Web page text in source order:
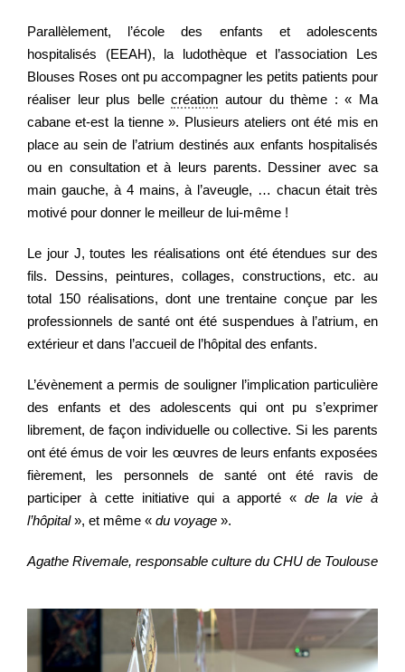
Nous contacter
Parallèlement, l’école des enfants et adolescents
hospitalisés (EEAH), la ludothèque et l’association Les
Blouses Roses ont pu accompagner les petits patients pour
réaliser leur plus bellecréation autour du thème : « Ma
cabane et-est la tienne ». Plusieurs ateliers ont été mis en
place au sein de l’atrium destinés aux enfants hospitalisés
ou en consultation et à leurs parents. Dessiner avec sa
main gauche, à 4 mains, à l’aveugle, … chacun était très
motivé pour donner le meilleur de lui-même !
Le jour J, toutes les réalisations ont été étendues sur des
fils. Dessins, peintures, collages, constructions, etc. au
total 150 réalisations, dont une trentaine conçue par les
professionnels de santé ont été suspendues à l’atrium, en
extérieur et dans l’accueil de l’hôpital des enfants.
L’évènement a permis de souligner l’implication particulière
des enfants et des adolescents qui ont pu s’exprimer
librement, de façon individuelle ou collective. Si les parents
ont été émus de voir les œuvres de leurs enfants exposées
fièrement, les personnels de santé ont été ravis de
participer à cette initiative qui a apporté «de la vie à
l’hôpital», et même « du voyage».
Agathe Rivemale, responsable culture du CHU de Toulouse